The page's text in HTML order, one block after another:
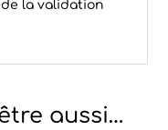
la validation
aussi…